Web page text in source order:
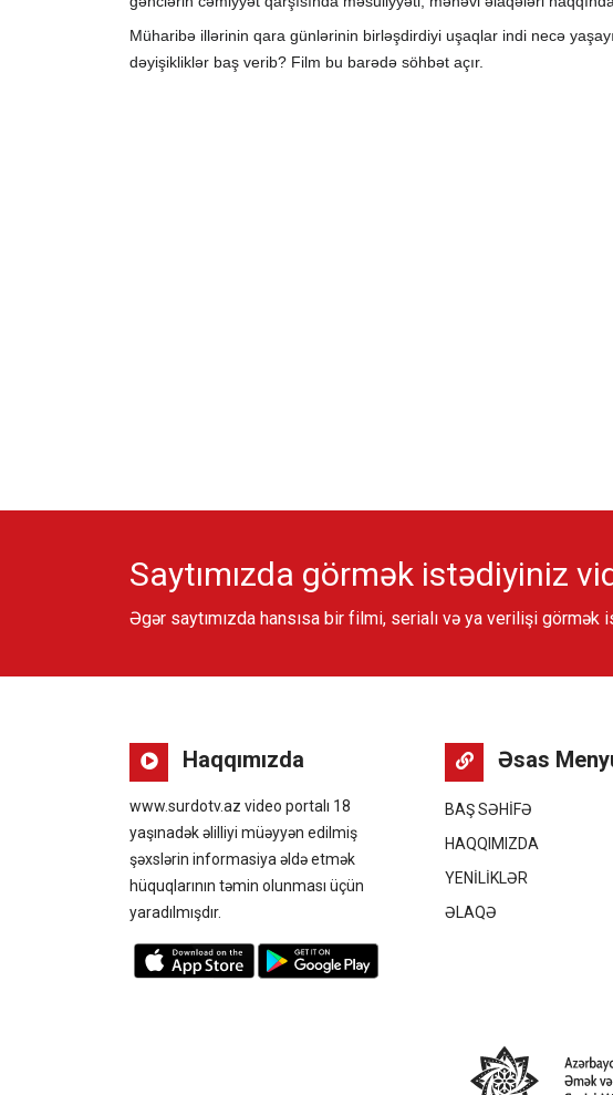
Müharibə illərinin qara günlərinin birləşdirdiyi uşaqlar indi necə
dəyişikliklər baş verib? Film bu barədə söhbət açır.
Saytımızda görmək istədiyiniz
Əgər saytımızda hansısa bir filmi, serialı və ya verilişi
Haqqımızda
www.surdotv.az video portalı 18
yaşınadək əlilliyi müəyyən edilmiş
şəxslərin informasiya əldə etmək
hüquqlarının təmin olunması üçün
yaradılmışdır.
Əsas
BAŞ SƏHİFƏ
HAQQIMIZDA
YENİLİKLƏR
ƏLAQƏ